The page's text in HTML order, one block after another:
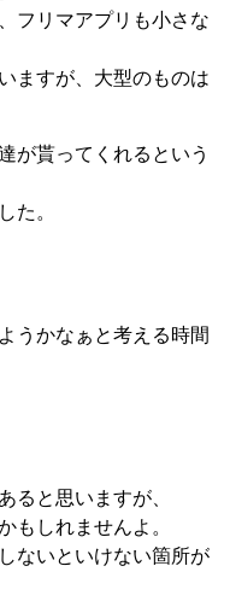
フリマアプリも小さな
ますが、大型のものは
が貰ってくれるという
た。
うかなぁと考える時間
ると思いますが、
もしれませんよ。
ないといけない箇所が